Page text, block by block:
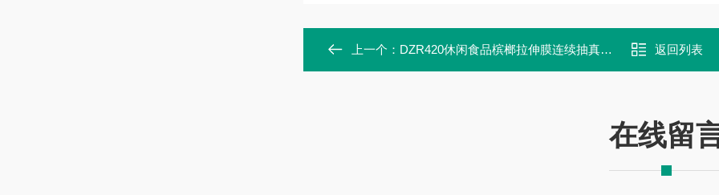
上一个： DZR420休闲食品槟榔拉伸膜连续抽真空包装机 返回列表
在线留